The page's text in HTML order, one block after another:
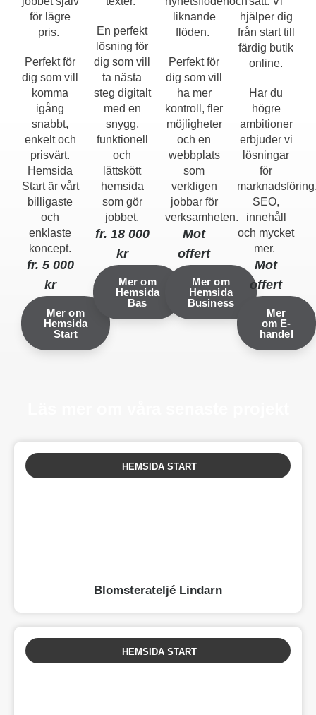
för lägre
pris.
Perfekt för
dig som vill
komma
igång
snabbt,
enkelt och
prisvärt.
Hemsida
Start är vårt
billigaste
och
enklaste
koncept.
fr. 5 000
kr
Mer om
Hemsida
Start
En perfekt
lösning för
dig som vill
ta nästa
steg digitalt
med en
snygg,
funktionell
och
lättskött
hemsida
som gör
jobbet.
fr. 18 000
kr
Mer om
Hemsida
Bas
liknande
flöden.
Perfekt för
dig som vill
ha mer
kontroll, fler
möjligheter
och en
webbplats
som
verkligen
jobbar för
verksamheten.
Mot
offert
Mer om
Hemsida
Business
hjälper dig
från start till
färdig butik
online.
Har du
högre
ambitioner
erbjuder vi
lösningar
för
SEO,
innehåll
och mycket
mer.
Mot
offert
Mer
om E-
handel
HEMSIDA START
Blomsterateljé Lindarn
HEMSIDA START